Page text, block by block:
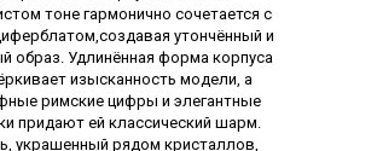
тоне гармонично сочетается с
утончённый и
образ. Удлинённая форма корпуса
изысканность модели, а
римские цифры и элегантные
придают ей классический шарм.
украшенный рядом кристаллов,